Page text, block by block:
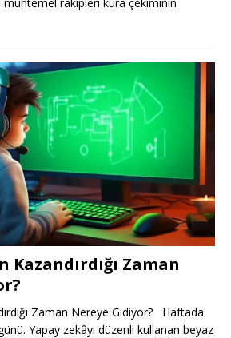
Kazandırdığı Zaman
Zaman Nereye Gidiyor? Haftada
Yapay zekâyı düzenli kullanan beyaz